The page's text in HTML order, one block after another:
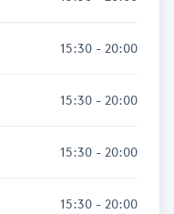
15:30 - 20:00
15:30 - 20:00
15:30 - 20:00
15:30 - 20:00